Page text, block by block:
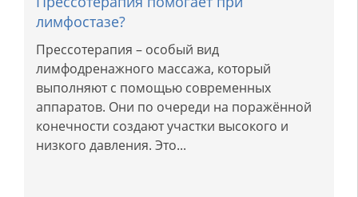
лимфостазе?
Прессотерапия – особый вид
лимфодренажного массажа, который
выполняют с помощью современных
аппаратов. Они по очереди на поражённой
конечности создают участки высокого и
низкого давления. Это...